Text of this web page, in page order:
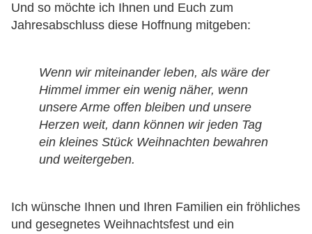
Und so möchte ich Ihnen und Euch zum
Jahresabschluss diese Hoffnung mitgeben:
Wenn wir miteinander leben, als wäre der
Himmel immer ein wenig näher, wenn
unsere Arme offen bleiben und unsere
Herzen weit, dann können wir jeden Tag
ein kleines Stück Weihnachten bewahren
und weitergeben.
Ich wünsche Ihnen und Ihren Familien ein fröhliches
und gesegnetes Weihnachtsfest und ein